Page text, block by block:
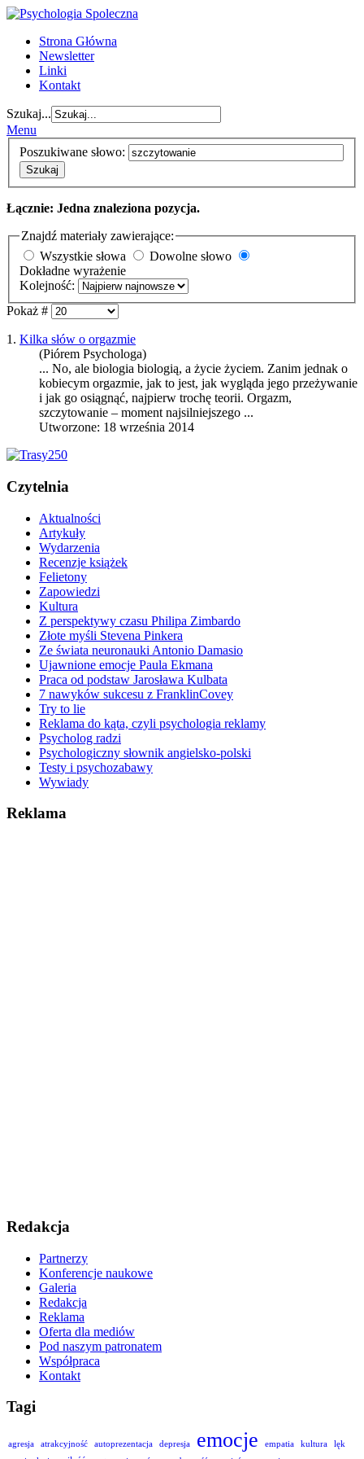
Strona Główna
Newsletter
Linki
Kontakt
Szukaj...
Menu
Poszukiwane słowo:
Szukaj
Łącznie: Jedna znaleziona pozycja.
Znajdź materiały zawierające:
Wszystkie słowa
Dowolne słowo
Dokładne wyrażenie
Kolejność:
Pokaż #
1. Kilka słów o orgazmie
(Piórem Psychologa)
... No, ale biologia biologią, a życie życiem. Zanim jednak o
kobiecym orgazmie, jak to jest, jak wygląda jego przeżywanie
i jak go osiągnąć, najpierw trochę teorii. Orgazm,
szczytowanie – moment najsilniejszego ...
Utworzone: 18 września 2014
Czytelnia
Aktualności
Artykuły
Wydarzenia
Recenzje książek
Felietony
Zapowiedzi
Kultura
Z perspektywy czasu Philipa Zimbardo
Złote myśli Stevena Pinkera
Ze świata neuronauki Antonio Damasio
Ujawnione emocje Paula Ekmana
Praca od podstaw Jarosława Kulbata
7 nawyków sukcesu z FranklinCovey
Try to lie
Reklama do kąta, czyli psychologia reklamy
Psycholog radzi
Psychologiczny słownik angielsko-polski
Testy i psychozabawy
Wywiady
Reklama
Redakcja
Partnerzy
Konferencje naukowe
Galeria
Redakcja
Reklama
Oferta dla mediów
Pod naszym patronatem
Współpraca
Kontakt
Tagi
agresja atrakcyjność autoprezentacja depresja emocje empatia kultura
lęk